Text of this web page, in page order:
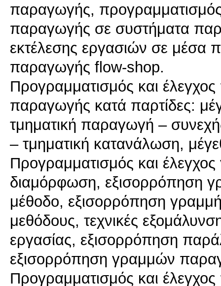
παραγωγής,
παραγωγής σε συστήματα
εκτέλεσης εργασιών σε μέσα
παραγωγής flow-shop.
Προγραμματισμός και
παραγωγής κατά παρτίδες:
τμηματική παραγωγή –
– τμηματική κατανάλωση,
Προγραμματισμός και
διαμόρφωση, εξισορρόπηση
μέθοδο, εξισορρόπηση
μεθόδους, τεχνικές
εργασίας, εξισορρόπηση
εξισορρόπηση γραμμών
Προγραμματισμός και